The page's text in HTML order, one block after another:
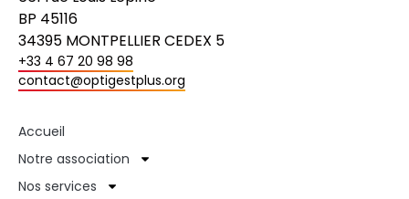
BP 45116
34395 MONTPELLIER CEDEX 5
+33 4 67 20 98 98
contact@optigestplus.org
Accueil
Notre association
Nos services